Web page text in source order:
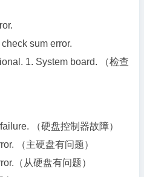
sum error.
1. System board. （检查
（硬盘控制器故障）
（主硬盘有问题）
（从硬盘有问题）